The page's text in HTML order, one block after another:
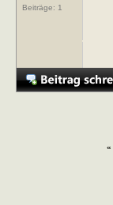
Beiträge: 1
«